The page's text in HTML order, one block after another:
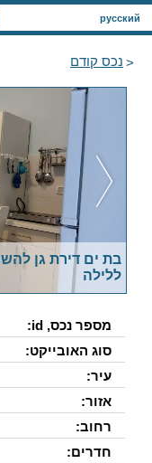
русский
נכס קודם
ללילה
מספר נכס, id:
סוג האובייקט:
עיר:
אזור:
רחוב:
חדרים: